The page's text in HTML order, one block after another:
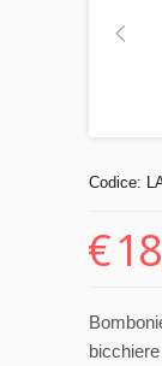
Codice:
€